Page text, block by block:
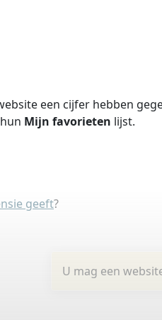
een cijfer hebben
Mijn favorieten lijst.
geeft?
U mag een